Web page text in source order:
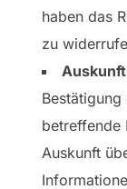
haben das
zu
betreffende
Auskunft